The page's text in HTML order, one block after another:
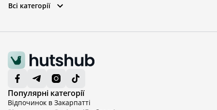
Всі категорії
Популярні категорії
Відпочинок в Закарпатті